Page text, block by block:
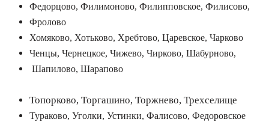
Федорцово, Филимоново, Филипповское, Филисово,
Фролово
Хомяково, Хотьково, Хребтово, Царевское, Чарково
Ченцы, Чернецкое, Чижево, Чирково, Шабурново,
Шапилово, Шарапово
Топорково, Торгашино, Торжнево, Трехселище
Тураково, Уголки, Устинки, Фалисово, Федоровское